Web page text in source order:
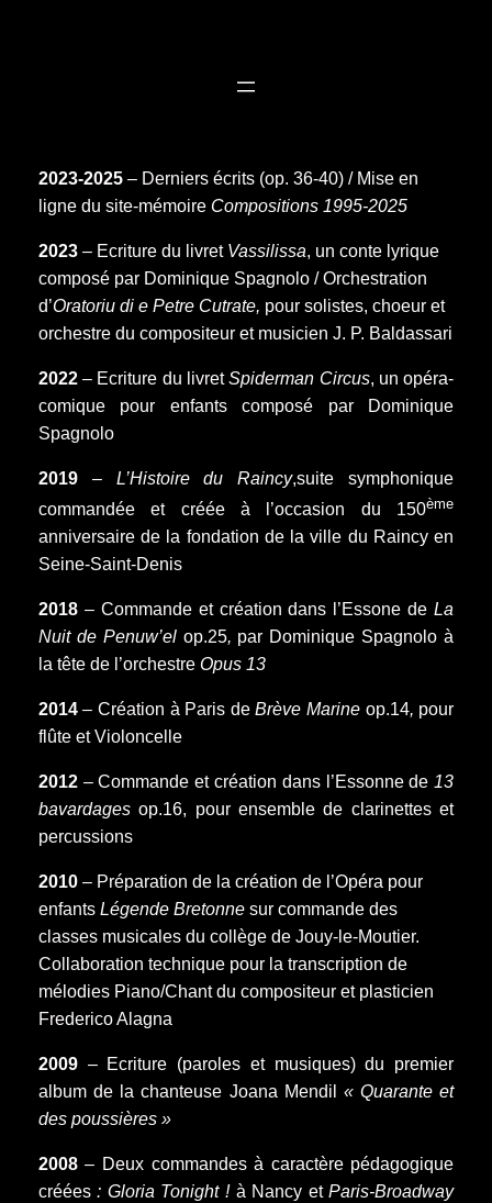
2023-2025– Derniers écrits (op. 36-40) / Mise en
ligne du site-mémoire Compositions 1995-2025
2023– Ecriture du livret Vassilissa, un conte lyrique
composé par Dominique Spagnolo / Orchestration
d’Oratoriu di e Petre Cutrate, pour solistes, choeur et
orchestre du compositeur et musicien J. P. Baldassari
2022– Ecriture du livretSpiderman Circus, un opéra-
comique pour enfants composé par Dominique
Spagnolo
2019– L’Histoire du Raincy,suite symphonique
commandée et créée à l’occasion du 150ème
anniversaire de la fondation de la ville du Raincy en
Seine-Saint-Denis
2018– Commande et création dans l’Essone deLa
Nuit de Penuw’el op.25, par Dominique Spagnolo à
la tête de l’orchestre Opus 13
2014– Création à Paris deBrève Marine op.14, pour
flûte et Violoncelle
2012– Commande et création dans l’Essonne de 13
bavardagesop.16, pour ensemble de clarinettes et
percussions
2010– Préparation de la création de l’Opéra pour
enfants Légende Bretonnesur commande des
classes musicales du collège de Jouy-le-Moutier.
Collaboration technique pour la transcription de
mélodies Piano/Chant du compositeur et plasticien
Frederico Alagna
2009– Ecriture (paroles et musiques) du premier
album de la chanteuse Joana Mendil « Quarante et
des poussières »
2008– Deux commandes à caractère pédagogique
créées: Gloria Tonight !à Nancy etParis-Broadway